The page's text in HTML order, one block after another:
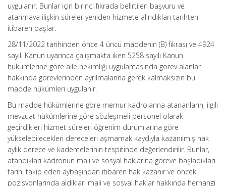
uygulanır. Bunlar için birinci fıkrada belirtilen başvuru ve
atanmaya ilişkin süreler yeniden hizmete alındıkları tarihten
itibaren başlar.
28/11/2022 tarihinden önce 4 üncü maddenin (B) fıkrası ve 4924
sayılı Kanun uyarınca çalışmakta iken 5258 sayılı Kanun
hükümlerine göre aile hekimliği uygulamasında görev alanlar
hakkında görevlerinden ayrılmalarına gerek kalmaksızın bu
madde hükümleri uygulanır.
Bu madde hükümlerine göre memur kadrolarına atananların, ilgili
mevzuat hükümlerine göre sözleşmeli personel olarak
geçirdikleri hizmet süreleri öğrenim durumlarına göre
yükselebilecekleri dereceleri aşmamak kaydıyla kazanılmış hak
aylık derece ve kademelerinin tespitinde değerlendirilir. Bunlar,
atandıkları kadronun mali ve sosyal haklarına göreve başladıkları
tarihi takip eden aybaşından itibaren hak kazanır ve önceki
pozisyonlarında aldıkları mali ve sosyal haklar hakkında herhangi